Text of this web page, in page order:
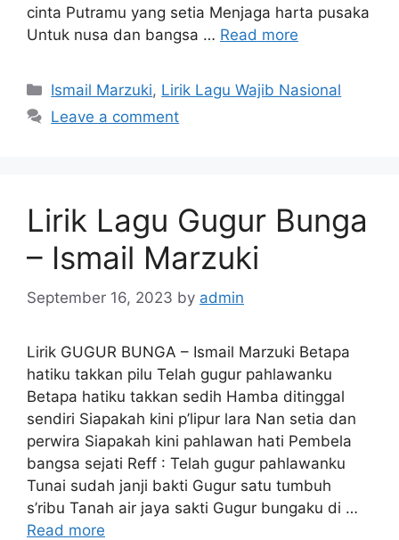
cinta Putramu yang setia Menjaga harta pusaka
Untuk nusa dan bangsa … Read more
Categories
Ismail Marzuki, Lirik Lagu Wajib Nasional
Leave a comment
Lirik Lagu Gugur Bunga
– Ismail Marzuki
September 16, 2023 by admin
Lirik GUGUR BUNGA – Ismail Marzuki Betapa
hatiku takkan pilu Telah gugur pahlawanku
Betapa hatiku takkan sedih Hamba ditinggal
sendiri Siapakah kini p’lipur lara Nan setia dan
perwira Siapakah kini pahlawan hati Pembela
bangsa sejati Reff : Telah gugur pahlawanku
Tunai sudah janji bakti Gugur satu tumbuh
s’ribu Tanah air jaya sakti Gugur bungaku di …
Read more